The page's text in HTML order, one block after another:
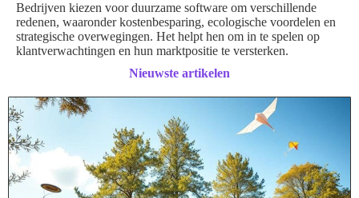
Bedrijven kiezen voor duurzame software om verschillende
redenen, waaronder kostenbesparing, ecologische voordelen en
strategische overwegingen. Het helpt hen om in te spelen op
klantverwachtingen en hun marktpositie te versterken.
Nieuwste artikelen